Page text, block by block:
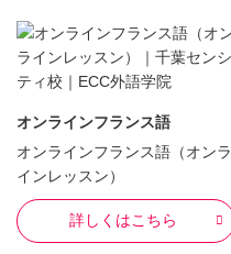
オンラインフランス語
オンラインフランス語（オンラ
インレッスン）
詳しくはこちら